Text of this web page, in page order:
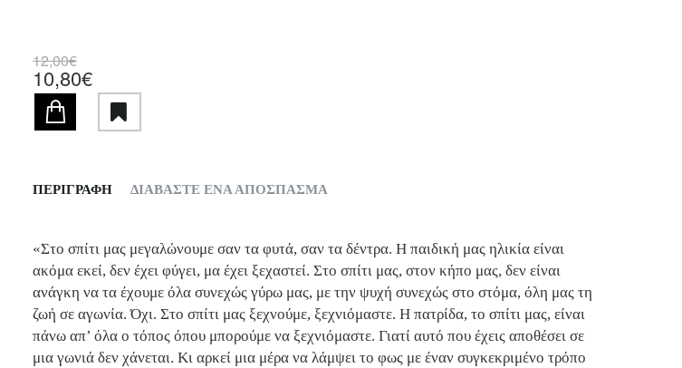
10,80€
12,00€
ΠΕΡΙΓΡΑΦΗ ΔΙΑΒΑΣΤΕ ΕΝΑ ΑΠΟΣΠΑΣΜΑ
«Στο σπίτι μας μεγαλώνουμε σαν τα φυτά, σαν τα δέντρα. Η παιδική μας ηλικία είναι
ακόμα εκεί, δεν έχει φύγει, μα έχει ξεχαστεί. Στο σπίτι μας, στον κήπο μας, δεν είναι
ανάγκη να τα έχουμε όλα συνεχώς γύρω μας, με την ψυχή συνεχώς στο στόμα, όλη μας τη
ζωή σε αγωνία. Όχι. Στο σπίτι μας ξεχνούμε, ξεχνιόμαστε. Η πατρίδα, το σπίτι μας, είναι
πάνω απ’ όλα ο τόπος όπου μπορούμε να ξεχνιόμαστε. Γιατί αυτό που έχεις αποθέσει σε
μια γωνιά δεν χάνεται. Κι αρκεί μια μέρα να λάμψει το φως με έναν συγκεκριμένο τρόπο